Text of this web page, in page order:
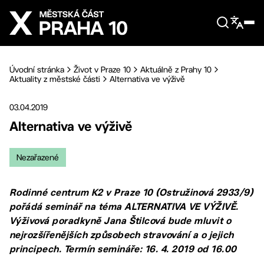
Přejít na hlavní obsah
Úvodní stránka Život v Praze 10
Aktuálně z Prahy 10
Aktuality z městské části
Alternativa ve výživě
03.04.2019
Alternativa ve výživě
Nezařazené
Rodinné centrum K2 v Praze 10 (Ostružinová 2933/9)
pořádá seminář na téma ALTERNATIVA VE VÝŽIVĚ.
Výživová poradkyně Jana Štilcová bude mluvit o
nejrozšířenějších způsobech stravování a o jejich
principech. Termín semináře: 16. 4. 2019 od 16.00